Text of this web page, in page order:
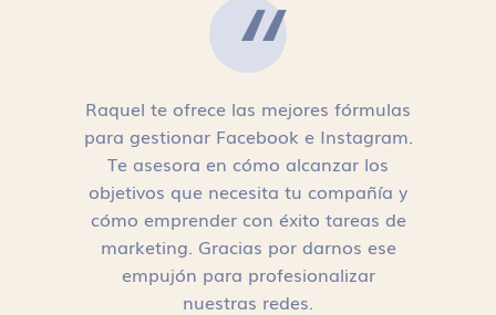
Raquel te ofrece las mejores fórmulas
para gestionar Facebook e Instagram.
Te asesora en cómo alcanzar los
objetivos que necesita tu compañía y
cómo emprender con éxito tareas de
marketing. Gracias por darnos ese
empujón para profesionalizar
nuestras redes.